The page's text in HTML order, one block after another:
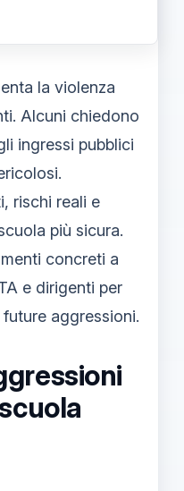
la violenza
Alcuni chiedono
ingressi pubblici
rischi reali e
più sicura.
concreti a
e dirigenti per
aggressioni.